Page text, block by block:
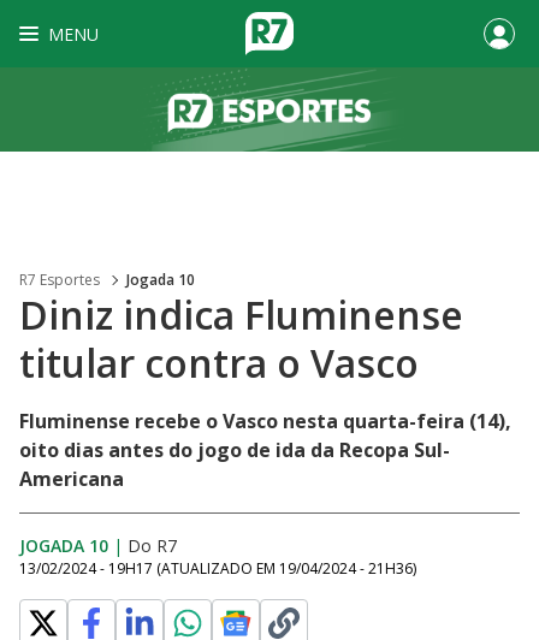
MENU
R7 Esportes Jogada 10
Diniz indica Fluminense
titular contra o Vasco
Fluminense recebe o Vasco nesta quarta-feira (14),
oito dias antes do jogo de ida da Recopa Sul-
Americana
JOGADA 10 | Do R7
13/02/2024 - 19H17 (ATUALIZADO EM 19/04/2024 - 21H36)